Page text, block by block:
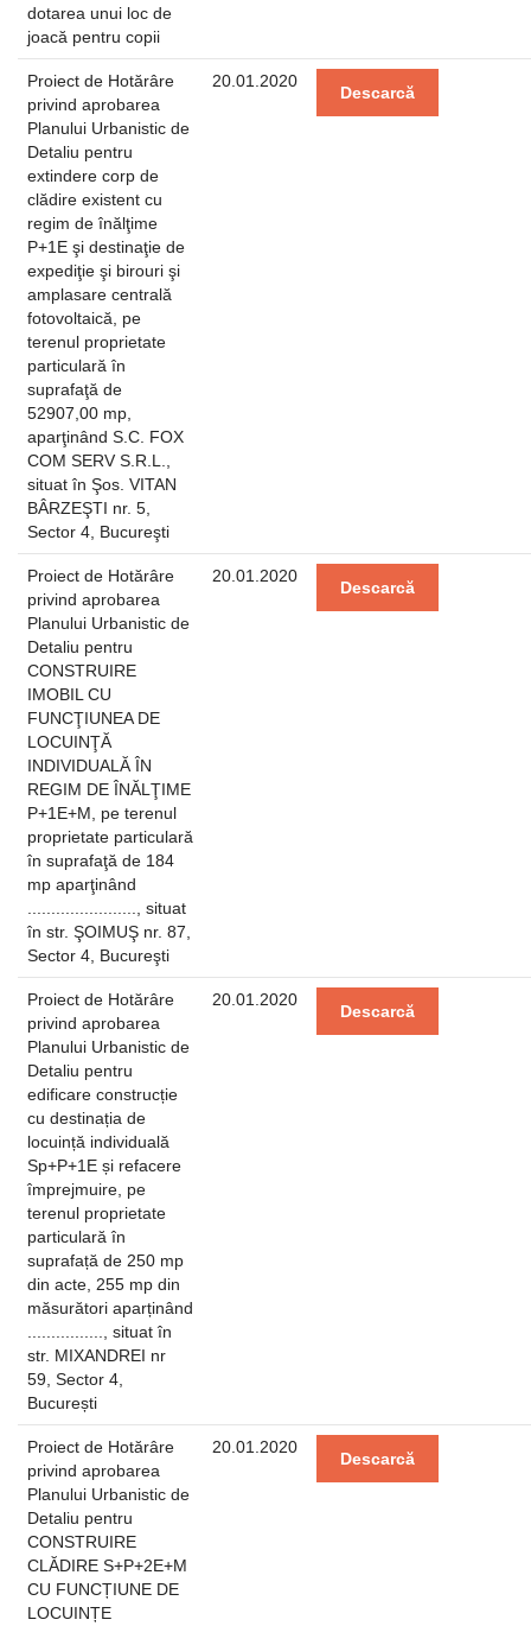
dotarea unui loc de
joacă pentru copii
Proiect de Hotărâre
privind aprobarea
Planului Urbanistic de
Detaliu pentru
extindere corp de
clădire existent cu
regim de înălţime
P+1E şi destinaţie de
expediţie şi birouri şi
amplasare centrală
fotovoltaică, pe
terenul proprietate
particulară în
suprafaţă de
52907,00 mp,
aparţinând S.C. FOX
COM SERV S.R.L.,
situat în Şos. VITAN
BÂRZEŞTI nr. 5,
Sector 4, Bucureşti
20.01.2020
Descarcă
Proiect de Hotărâre
privind aprobarea
Planului Urbanistic de
Detaliu pentru
CONSTRUIRE
IMOBIL CU
FUNCŢIUNEA DE
LOCUINŢĂ
INDIVIDUALĂ ÎN
REGIM DE ÎNĂLŢIME
P+1E+M, pe terenul
proprietate particulară
în suprafaţă de 184
mp aparţinând
......................., situat
în str. ŞOIMUŞ nr. 87,
Sector 4, Bucureşti
20.01.2020
Descarcă
Proiect de Hotărâre
privind aprobarea
Planului Urbanistic de
Detaliu pentru
edificare construcție
cu destinația de
locuință individuală
Sp+P+1E și refacere
împrejmuire, pe
terenul proprietate
particulară în
suprafață de 250 mp
din acte, 255 mp din
măsurători aparținând
................, situat în
str. MIXANDREI nr
59, Sector 4,
București
20.01.2020
Descarcă
Proiect de Hotărâre
privind aprobarea
Planului Urbanistic de
Detaliu pentru
CONSTRUIRE
CLĂDIRE S+P+2E+M
CU FUNCȚIUNE DE
LOCUINȚE
20.01.2020
Descarcă